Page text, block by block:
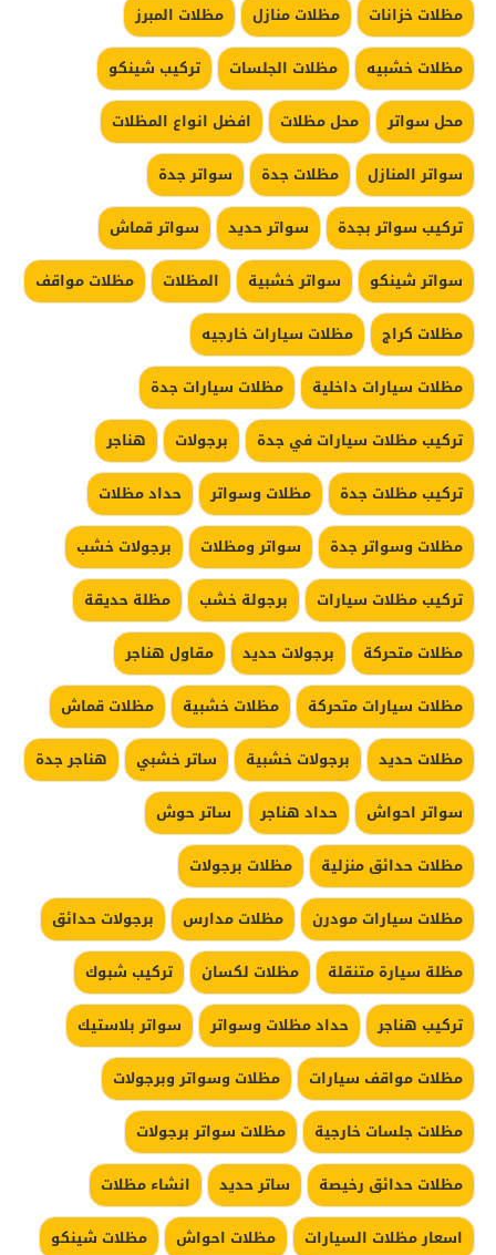
مظلات خزانات
مظلات منازل
مظلات المبرز
مظلات خشبيه
مظلات الجلسات
تركيب شينكو
محل سواتر
محل مظلات
افضل انواع المظلات
سواتر المنازل
مظلات جدة
سواتر جدة
تركيب سواتر بجدة
سواتر حديد
سواتر قماش
سواتر شينكو
سواتر خشبية المظلات
مظلات مواقف
مظلات كراج
مظلات سيارات خارجيه
مظلات سيارات داخلية
مظلات سيارات جدة
تركيب مظلات سيارات في جدة
برجولات
هناجر
تركيب مظلات جدة
مظلات وسواتر
حداد مظلات
مظلات وسواتر جدة
سواتر ومظلات
برجولات خشب
تركيب مظلات سيارات
برجولة خشب
مظلة حديقة
مظلات متحركة
برجولات حديد
مقاول هناجر
مظلات سيارات متحركة
مظلات خشبية
مظلات قماش
مظلات حديد
برجولات خشبية ساتر خشبي
هناجر جدة
سواتر احواش
حداد هناجر
ساتر حوش
مظلات حدائق منزلية
مظلات برجولات
مظلات سيارات مودرن
مظلات مدارس
برجولات حدائق
مظلة سيارة متنقلة
مظلات لكسان
تركيب شبوك
تركيب هناجر
حداد مظلات وسواتر
سواتر بلاستيك
مظلات مواقف سيارات
مظلات وسواتر وبرجولات
مظلات جلسات خارجية
مظلات سواتر برجولات
مظلات حدائق رخيصة
ساتر حديد
انشاء مظلات
اسعار مظلات السيارات
مظلات احواش
مظلات شينكو